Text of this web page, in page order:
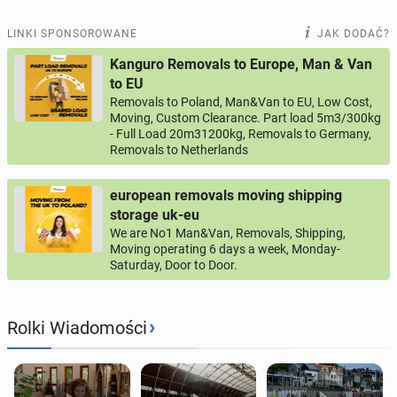
LINKI SPONSOROWANE JAK DODAĆ?
Kanguro Removals to Europe, Man & Van
to EU
Removals to Poland, Man&Van to EU, Low Cost,
Moving, Custom Clearance. Part load 5m3/300kg
- Full Load 20m31200kg, Removals to Germany,
Removals to Netherlands
european removals moving shipping
storage uk-eu
We are No1 Man&Van, Removals, Shipping,
Moving operating 6 days a week, Monday-
Saturday, Door to Door.
Rolki Wiadomości›